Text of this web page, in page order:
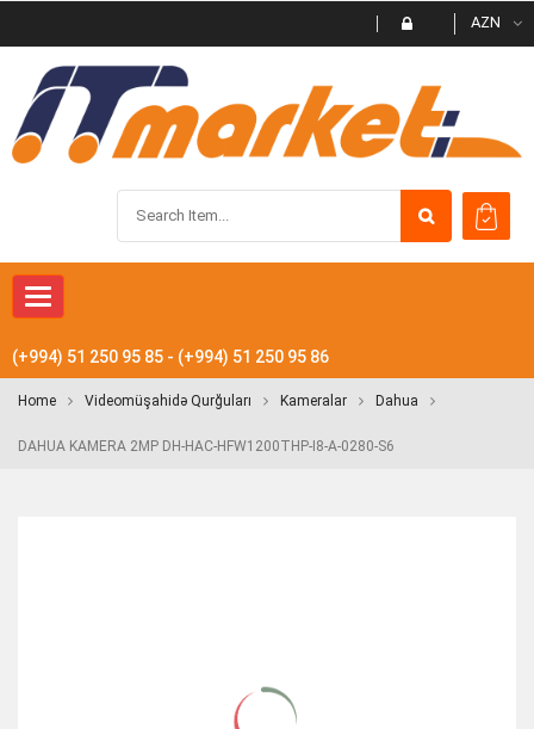
AZN
Toggle
navigation
(+994) 51 250 95 85 - (+994) 51 250 95 86
Home Videomüşahidə Qurğuları Kameralar Dahua
DAHUA KAMERA 2MP DH-HAC-HFW1200THP-I8-A-0280-S6